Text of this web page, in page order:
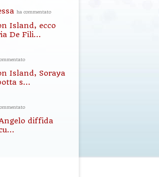
ha commentato
Island, ecco
De Fili...
Island, Soraya
s...
diffida